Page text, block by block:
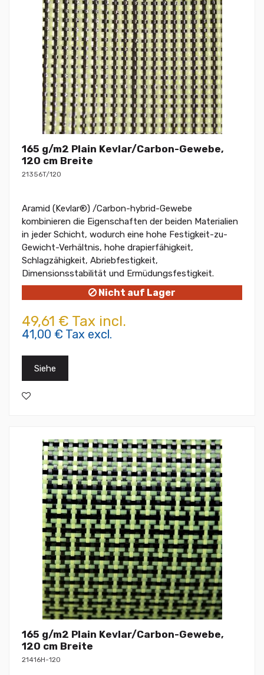
165 g/m2 Plain Kevlar/Carbon-Gewebe,
120 cm Breite
21356T/120
Aramid (Kevlar®) /Carbon-hybrid-Gewebe
kombinieren die Eigenschaften der beiden Materialien
in jeder Schicht, wodurch eine hohe Festigkeit-zu-
Gewicht-Verhältnis, hohe drapierfähigkeit,
Schlagzähigkeit, Abriebfestigkeit,
Dimensionsstabilität und Ermüdungsfestigkeit.
Nicht auf Lager
49,61 € Tax incl.
41,00 € Tax excl.
Siehe
165 g/m2 Plain Kevlar/Carbon-Gewebe,
120 cm Breite
21416H-120